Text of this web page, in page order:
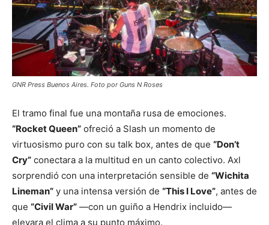
GNR Press Buenos Aires. Foto por Guns N Roses
El tramo final fue una montaña rusa de emociones.
“Rocket Queen” ofreció a Slash un momento de
virtuosismo puro con su talk box, antes de que “Don’t
Cry” conectara a la multitud en un canto colectivo. Axl
sorprendió con una interpretación sensible de “Wichita
Lineman” y una intensa versión de “This I Love”, antes de
que “Civil War” —con un guiño a Hendrix incluido—
elevara el clima a su punto máximo.